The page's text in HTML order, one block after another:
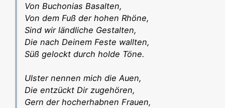
Von Buchonias Basalten,
Von dem Fuß der hohen Rhöne,
Sind wir ländliche Gestalten,
Die nach Deinem Feste wallten,
Süß gelockt durch holde Töne.
Ulster nennen mich die Auen,
Die entzückt Dir zugehören,
Gern der hocherhabnen Frauen,